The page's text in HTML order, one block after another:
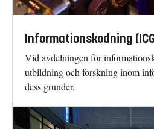
Informationskodning
Vid avdelningen för
utbildning och forskning inom
dess grunder.